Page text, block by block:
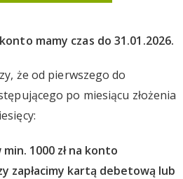
mamy czas do 31.01.2026.
że od pierwszego do
po miesiącu złożenia
1000 zł na konto
zapłacimy kartą debetową lub